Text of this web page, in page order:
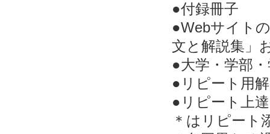
●付録冊子
●Webサイト
文と解説集」
●大学・学部
●リピート用
●リピート上
＊はリピート